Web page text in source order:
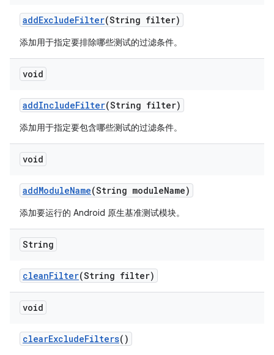
addExcludeFilter(String filter)
添加用于指定要排除哪些测试的过滤条件。
void
addIncludeFilter(String filter)
添加用于指定要包含哪些测试的过滤条件。
void
addModuleName(String moduleName)
添加要运行的 Android 原生基准测试模块。
String
cleanFilter(String filter)
void
clearExcludeFilters()